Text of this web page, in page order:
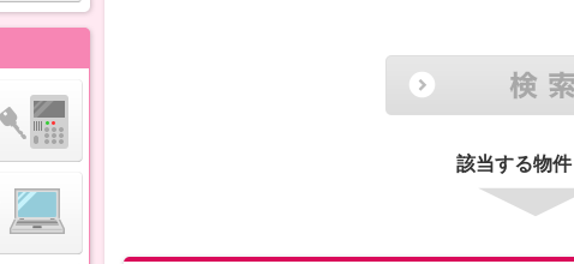
該当する物件